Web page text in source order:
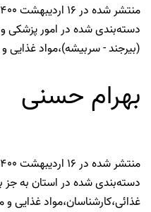
منتشر شده در۱۶ اردیبهشت ۱۴۰۰
دسته‌بندی شده درامور پزشکی
(بیرجند - سربیشه)،مواد غذایی
بهرام حسنی
منتشر شده در۱۶ اردیبهشت ۱۴۰۰
دسته‌بندی شده دراستان به جز
غذائی،کارشناسان،مواد غذایی